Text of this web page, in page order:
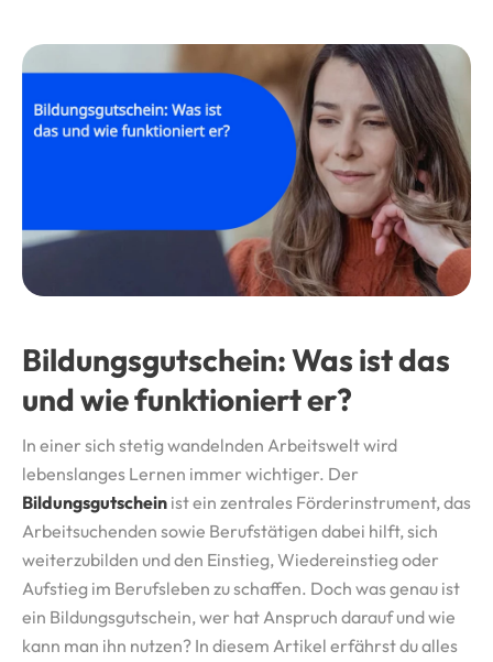
Bildungsgutschein: Was ist das
und wie funktioniert er?
In einer sich stetig wandelnden Arbeitswelt wird
lebenslanges Lernen immer wichtiger. Der
Bildungsgutschein ist ein zentrales Förderinstrument, das
Arbeitsuchenden sowie Berufstätigen dabei hilft, sich
weiterzubilden und den Einstieg, Wiedereinstieg oder
Aufstieg im Berufsleben zu schaffen. Doch was genau ist
ein Bildungsgutschein, wer hat Anspruch darauf und wie
kann man ihn nutzen? In diesem Artikel erfährst du alles